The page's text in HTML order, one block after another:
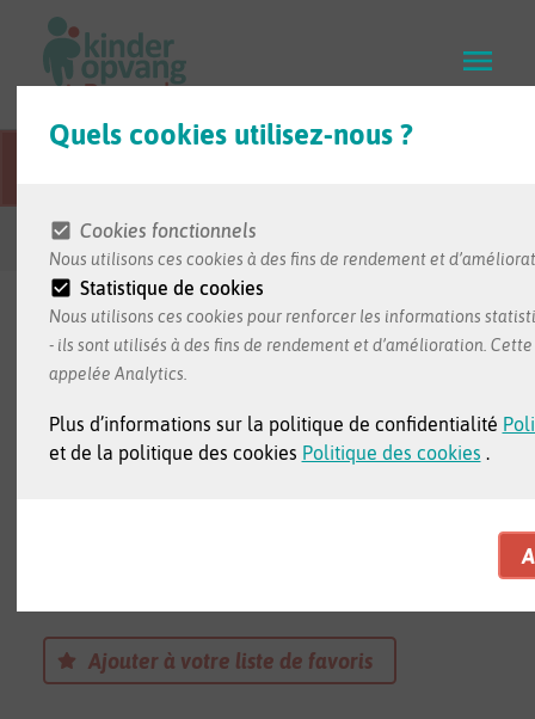
Quels cookies utilisez-nous ?
Cookies fonctionnels
Nous utilisons ces cookies à des fins de rendement et
Statistique de cookies
Nous utilisons ces cookies pour renforcer les informations
- ils sont utilisés à des fins de rendement et d’amélioration.
appelée Analytics.
Plus d’informations sur la politique de confidentialité
et de la politique des cookies Politique des cookies .
Retour aux résultats de recherche
L'information dans cette fiche nous est transmise par
Ajouter à votre liste de favoris